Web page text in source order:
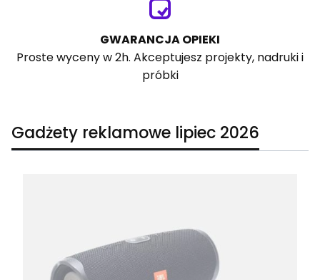
GWARANCJA OPIEKI
Proste wyceny w 2h. Akceptujesz projekty, nadruki i
próbki
Gadżety reklamowe lipiec 2026